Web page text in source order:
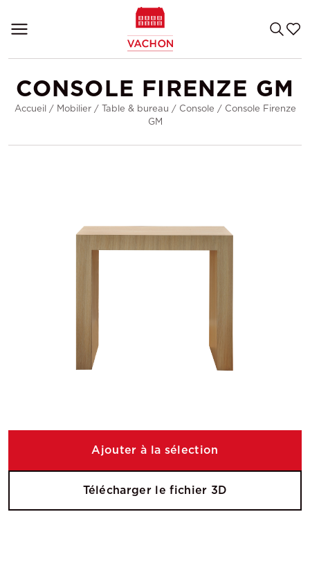
CONSOLE FIRENZE GM
Accueil / Mobilier/ Table & bureau / Console / Console Firenze
GM
Ajouter à la sélection
Télécharger le fichier 3D